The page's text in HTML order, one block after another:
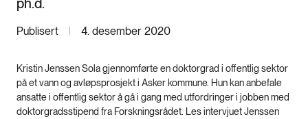
ph.d.
Kristin Jenssen Sola gjennomførte en doktorgrad i offentlig sektor
på et vann og avløpsprosjekt i Asker kommune. Hun kan anbefale
ansatte i offentlig sektor å gå i gang med utfordringer i jobben med
doktorgradsstipend fra Forskningsrådet. Les intervjuet Jenssen
Publisert 4. desember 2020